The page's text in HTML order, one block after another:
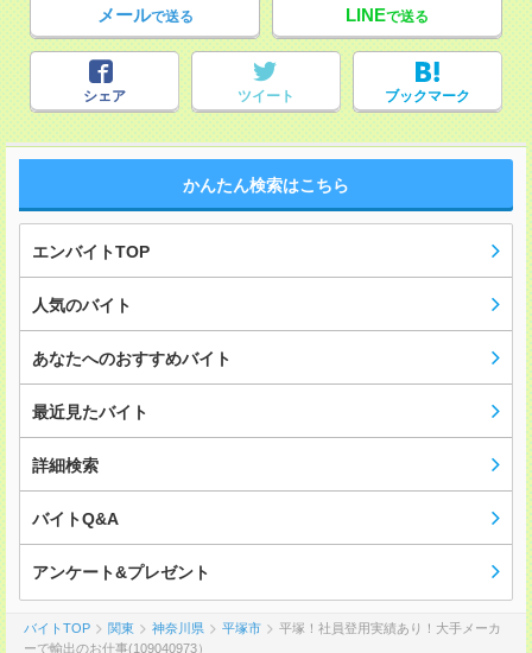
メールで送る LINEで送る
シェア ツイート ブックマーク
かんたん検索はこちら
エンバイトTOP
人気のバイト
あなたへのおすすめバイト
最近見たバイト
詳細検索
バイトQ&A
アンケート&プレゼント
バイトTOP 関東 神奈川県 平塚市
平塚！社員登用実績あり！大手メーカ
ーで輸出のお仕事(109040973）